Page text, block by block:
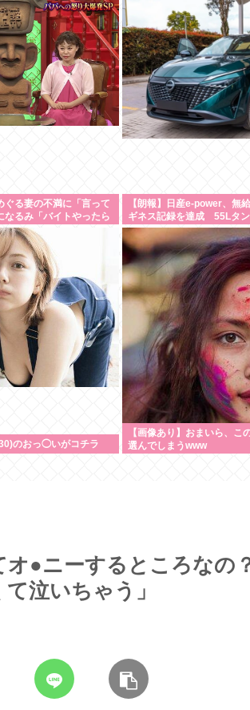
ぐる妻の不満に「言って
なるみ「バイトやったら
込む
【朗報】日産e-power、無
ギネス記録を達成 55Lタ
36km（SUV）
のおっ◯いがコチラ
【画像あり】おまいら、こ
選んでしまうwww
●ニーするところなの
泣いちゃう」